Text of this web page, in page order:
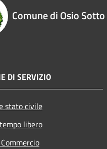
Comune di Osio Sotto
DI SERVIZIO
stato civile
libero